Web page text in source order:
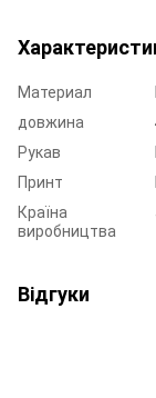
Материал
довжина
Рукав
Принт
Країна
виробництва
Відгуки